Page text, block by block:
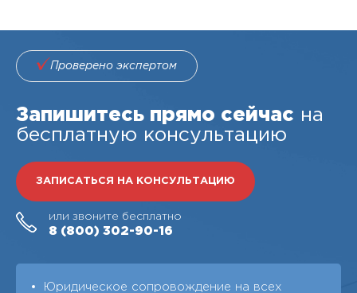
Проверено экспертом
Запишитесь прямо сейчас на
бесплатную консультацию
ЗАПИСАТЬСЯ НА КОНСУЛЬТАЦИЮ
или звоните бесплатно
8 (800) 302-90-16
Юридическое сопровождение на всех